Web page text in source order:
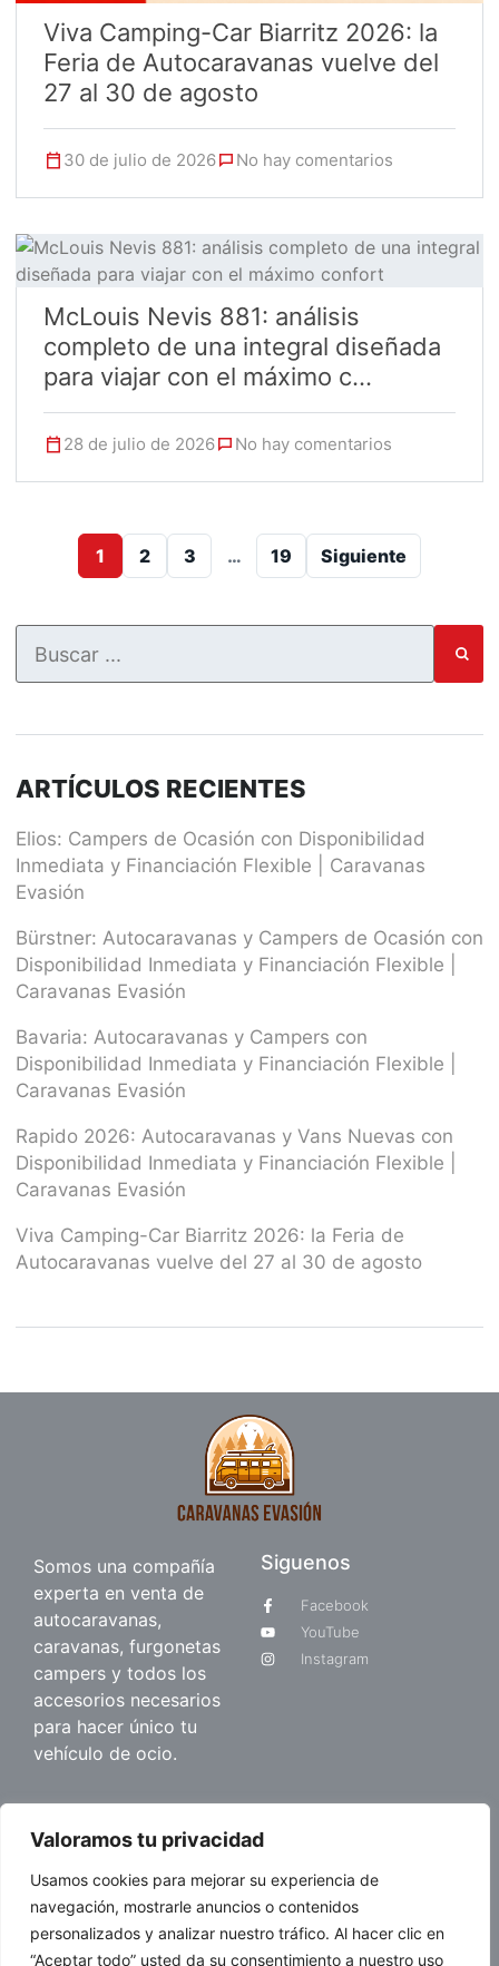
Valoramos tu privacidad
Usamos cookies para mejorar su experiencia de
navegación, mostrarle anuncios o contenidos
personalizados y analizar nuestro tráfico. Al hacer clic en
“Aceptar todo” usted da su consentimiento a nuestro uso
Viva Camping-Car Biarritz 2026: la
Feria de Autocaravanas vuelve del
27 al 30 de agosto
30 de julio de 2026 No hay comentarios
McLouis Nevis 881: análisis
completo de una integral diseñada
para viajar con el máximo c...
28 de julio de 2026 No hay comentarios
1 2 3 … 19 Siguiente
ARTÍCULOS RECIENTES
Elios: Campers de Ocasión con Disponibilidad
Inmediata y Financiación Flexible | Caravanas
Evasión
Bürstner: Autocaravanas y Campers de Ocasión con
Disponibilidad Inmediata y Financiación Flexible |
Caravanas Evasión
Bavaria: Autocaravanas y Campers con
Disponibilidad Inmediata y Financiación Flexible |
Caravanas Evasión
Rapido 2026: Autocaravanas y Vans Nuevas con
Disponibilidad Inmediata y Financiación Flexible |
Caravanas Evasión
Viva Camping-Car Biarritz 2026: la Feria de
Autocaravanas vuelve del 27 al 30 de agosto
Somos una compañía
experta en venta de
autocaravanas,
caravanas, furgonetas
campers y todos los
accesorios necesarios
para hacer único tu
vehículo de ocio.
Siguenos
Facebook
YouTube
Instagram
Blog